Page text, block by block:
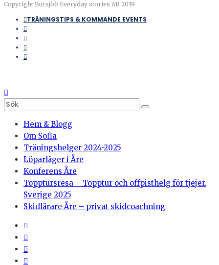
Copyright Bursjöö Everyday stories AB 2019
TRÄNINGSTIPS & KOMMANDE EVENTS
Hem & Blogg
Om Sofia
Träningshelger 2024-2025
Löparläger i Åre
Konferens Åre
Topptursresa – Topptur och offpisthelg för tjejer,
Sverige 2025
Skidlärare Åre – privat skidcoachning